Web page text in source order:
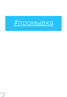
#промывка